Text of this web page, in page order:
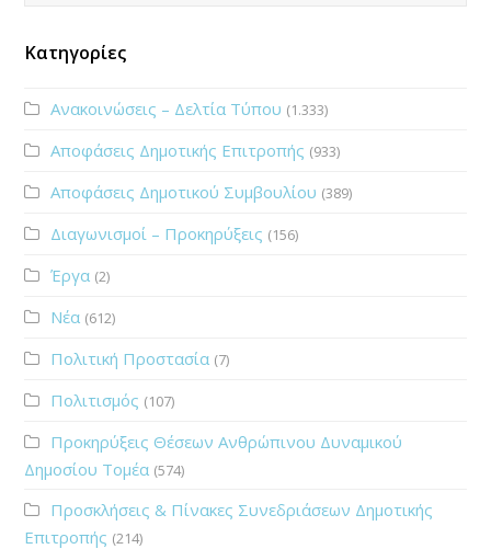
Κατηγορίες
Ανακοινώσεις – Δελτία Τύπου (1.333)
Αποφάσεις Δημοτικής Επιτροπής (933)
Αποφάσεις Δημοτικού Συμβουλίου (389)
Διαγωνισμοί – Προκηρύξεις (156)
Έργα (2)
Νέα (612)
Πολιτική Προστασία (7)
Πολιτισμός (107)
Προκηρύξεις Θέσεων Ανθρώπινου Δυναμικού
Δημοσίου Τομέα (574)
Προσκλήσεις & Πίνακες Συνεδριάσεων Δημοτικής
Επιτροπής (214)